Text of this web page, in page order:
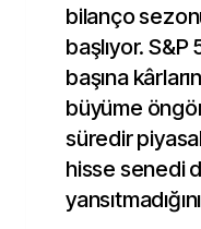
bilanço
başlıyor.
başına
büyüme
süredir
hisse senedi